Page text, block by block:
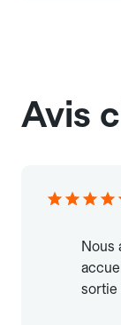
Avis
Nous
sortie